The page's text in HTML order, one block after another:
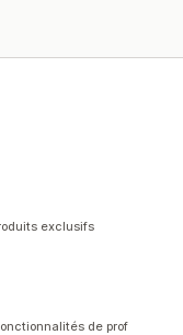
exclusifs
de prof